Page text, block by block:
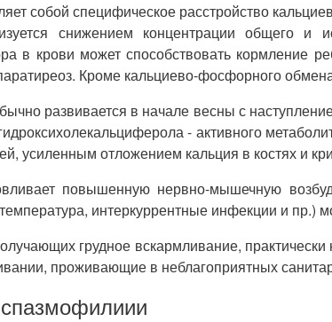
собой специфическое расстройство
снижением концентрации общего
в крови может способствовать кормление
Кроме кальциево-фосфорного
развивается в начале весны с
- активного
усиленным отложением кальция в костях и
повышенную нервно-мышечную
интеркуррентные инфекции и пр.)
грудное вскармливание,
проживающие в неблагоприятных